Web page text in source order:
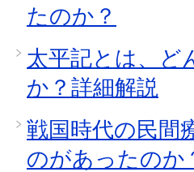
たのか？
太平記とは、ど
か？詳細解説
戦国時代の民間
のがあったのか